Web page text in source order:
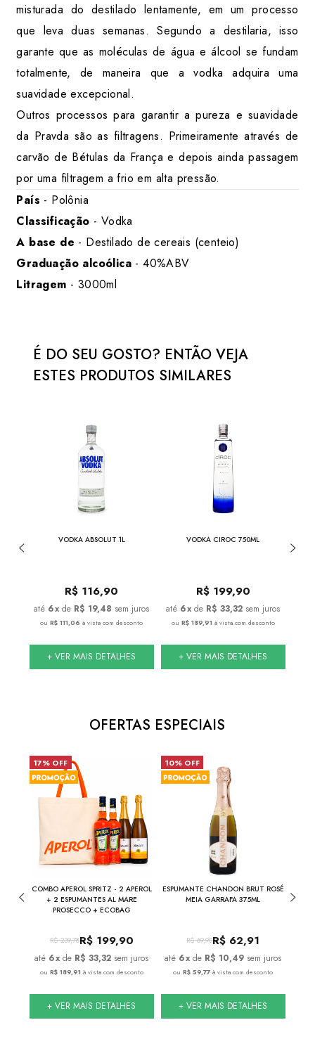
misturada do destilado lentamente, em um processo
que leva duas semanas. Segundo a destilaria, isso
garante que as moléculas de água e álcool se fundam
totalmente, de maneira que a vodka adquira uma
suavidade excepcional.
Outros processos para garantir a pureza e suavidade
da Pravda são as filtragens. Primeiramente através de
carvão de Bétulas da França e depois ainda passagem
por uma filtragem a frio em alta pressão.
País - Polônia
Classificação - Vodka
A base de - Destilado de cereais (centeio)
Graduação alcoólica - 40%ABV
Litragem - 3000ml
É DO SEU GOSTO? ENTÃO VEJA
ESTES PRODUTOS SIMILARES
VODKA ABSOLUT 1L
R$ 116,90
6x de R$ 19,48 sem juros
ouR$ 111,06 à vista com desconto
+ VER MAIS DETALHES
VODKA CIROC 750ML
R$ 199,90
6x de R$ 33,32 sem juros
ou R$ 189,91 à vista com desconto
+ VER MAIS DETALHES
OFERTAS ESPECIAIS
17% OFF
COMBO APEROL SPRITZ - 2 APEROL
+ 2 ESPUMANTES AL MARE
PROSECCO + ECOBAG
R$ 239,78R$ 199,90
6x de R$ 33,32 sem juros
ou R$ 189,91 à vista com desconto
+ VER MAIS DETALHES
10% OFF
ESPUMANTE CHANDON BRUT ROSÉ
MEIA GARRAFA 375ML
R$ 69,90R$ 62,91
6x de R$ 10,49 sem juros
ouR$ 59,77 à vista com desconto
+ VER MAIS DETALHES